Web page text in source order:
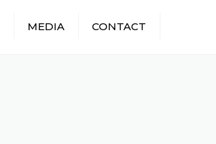
MEDIA CONTACT